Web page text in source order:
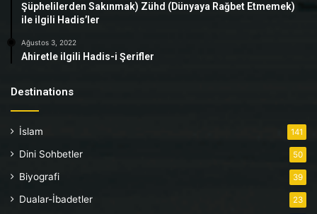
Şüphelilerden Sakınmak) Zühd (Dünyaya Rağbet Etmemek)
ile ilgili Hadis’ler
Ağustos 3, 2022
Ahiretle ilgili Hadis-i Şerifler
Destinations
İslam 141
Dini Sohbetler 50
Biyografi 39
Dualar-İbadetler 23